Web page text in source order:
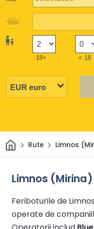
18+ < 18
AcasăRute Limnos
Limnos
Feriboturile de
operate de